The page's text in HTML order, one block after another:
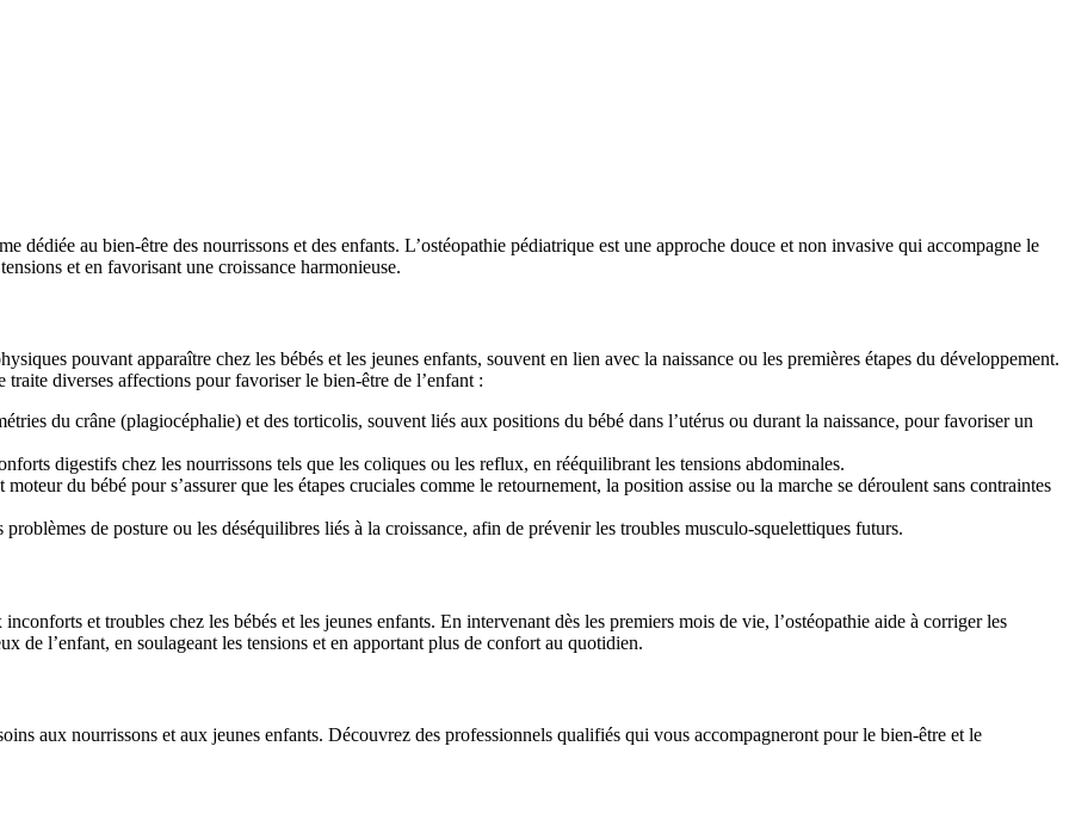
dédiée au bien-être des nourrissons et des enfants. L’ostéopathie pédiatrique est une approche douce et non invasive qui accompagne le
et en favorisant une croissance harmonieuse.
pouvant apparaître chez les bébés et les jeunes enfants, souvent en lien avec la naissance ou les premières étapes du développement.
traite diverses affections pour favoriser le bien-être de l’enfant :
du crâne (plagiocéphalie) et des torticolis, souvent liés aux positions du bébé dans l’utérus ou durant la naissance, pour favoriser un
digestifs chez les nourrissons tels que les coliques ou les reflux, en rééquilibrant les tensions abdominales.
du bébé pour s’assurer que les étapes cruciales comme le retournement, la position assise ou la marche se déroulent sans contraintes
de posture ou les déséquilibres liés à la croissance, afin de prévenir les troubles musculo-squelettiques futurs.
et troubles chez les bébés et les jeunes enfants. En intervenant dès les premiers mois de vie, l’ostéopathie aide à corriger les
de l’enfant, en soulageant les tensions et en apportant plus de confort au quotidien.
aux nourrissons et aux jeunes enfants. Découvrez des professionnels qualifiés qui vous accompagneront pour le bien-être et le